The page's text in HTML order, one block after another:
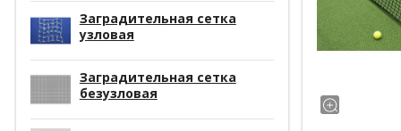
Заградительная сетка
узловая
Заградительная сетка
безузловая